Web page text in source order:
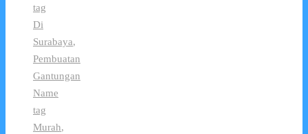
tag
Di
Surabaya,
Pembuatan
Gantungan
Name
tag
Murah,